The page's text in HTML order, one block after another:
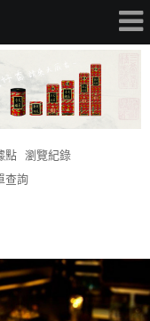
點 瀏覽紀錄
查詢